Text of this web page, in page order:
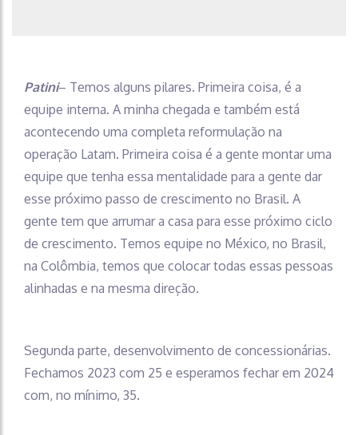
Patini– Temos alguns pilares. Primeira coisa, é a
equipe interna. A minha chegada e também está
acontecendo uma completa reformulação na
operação Latam. Primeira coisa é a gente montar uma
equipe que tenha essa mentalidade para a gente dar
esse próximo passo de crescimento no Brasil. A
gente tem que arrumar a casa para esse próximo ciclo
de crescimento. Temos equipe no México, no Brasil,
na Colômbia, temos que colocar todas essas pessoas
alinhadas e na mesma direção.
Segunda parte, desenvolvimento de concessionárias.
Fechamos 2023 com 25 e esperamos fechar em 2024
com, no mínimo, 35.